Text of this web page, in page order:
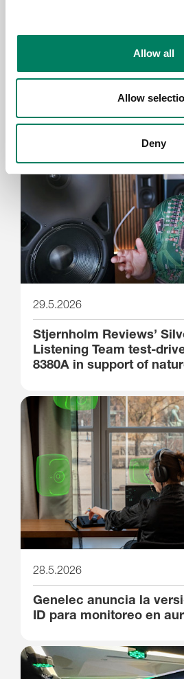
Allow all
Allow
Deny
Genelec anuncia la app
29.5.2026
Stjernholm Reviews’
Listening Team test-
8380A in support of
28.5.2026
Genelec anuncia la
ID para monitoreo en